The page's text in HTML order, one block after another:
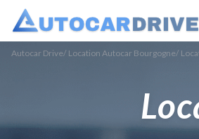
Autocar Drive/ Location Autocar Bourgogne/